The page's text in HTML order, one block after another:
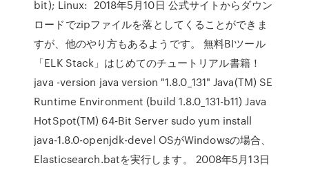
bit); Linux: 2018年5月10日 公式サイトからダウン
ロードでzipファイルを落としてくることができま
すが、他のやり方もあるようです。 無料BIツール
「ELK Stack」はじめてのチュートリアル書籍！
java -version java version "1.8.0_131" Java(TM) SE
Runtime Environment (build 1.8.0_131-b11) Java
HotSpot(TM) 64-Bit Server sudo yum install
java-1.8.0-openjdk-devel OSがWindowsの場合、
Elasticsearch.batを実行します。 2008年5月13日